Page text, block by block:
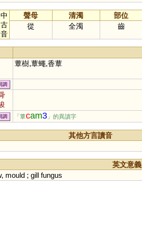
中
古
音
聲母 清濁 部位
從
全濁 齒
蕈樹,蕈蠅,香蕈
調
調 「蕈cam3 」的異讀字
其他方言讀音
英文意義
, mould; gill fungus